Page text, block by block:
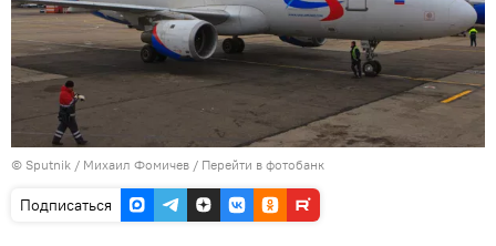
© Sputnik / Михаил Фомичев / Перейти в фотобанк
Подписаться